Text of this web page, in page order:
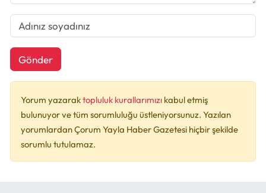
Gönder
Yorum yazaraktopluluk kurallarımızı kabul etmiş
bulunuyor ve tüm sorumluluğu üstleniyorsunuz. Yazılan
yorumlardan Çorum Yayla Haber Gazetesi hiçbir şekilde
sorumlu tutulamaz.